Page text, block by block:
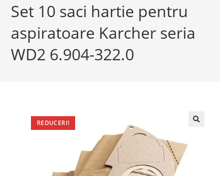
Set 10 saci hartie pentru
aspiratoare Karcher seria
WD2 6.904-322.0
REDUCERI!